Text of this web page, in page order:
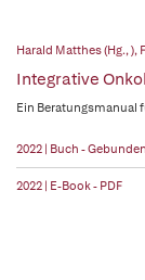
Harald Matthes (Hg., ),
Integrative
Ein Beratungsmanual
2022 | Buch - Gebunden
2022 | E-Book - PDF